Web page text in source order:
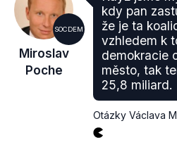
SOCDEM
Miroslav
Poche
kdy pan
že je ta
vzhledem k
demokracie
město, tak
25,8 miliard.
Otázky Václava